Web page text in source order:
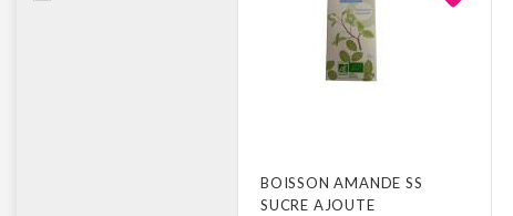
BOISSON AMANDE SS
SUCRE AJOUTE